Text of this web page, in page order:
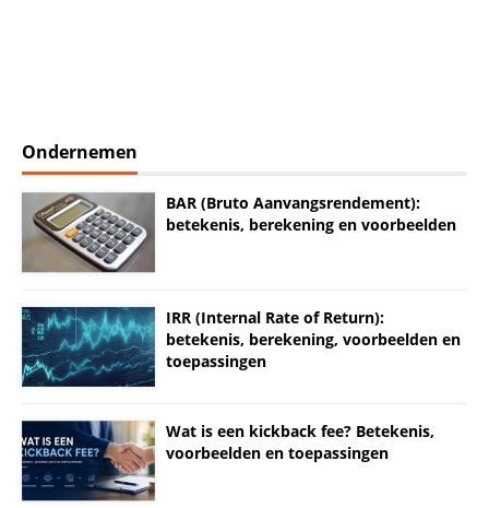
Ondernemen
BAR (Bruto Aanvangsrendement):
betekenis, berekening en voorbeelden
IRR (Internal Rate of Return):
betekenis, berekening, voorbeelden en
toepassingen
Wat is een kickback fee? Betekenis,
voorbeelden en toepassingen